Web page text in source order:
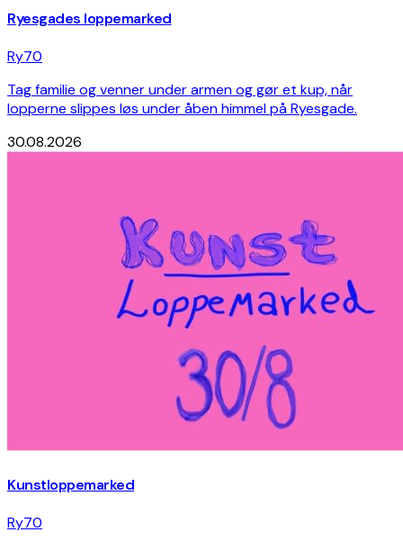
Ryesgades loppemarked
Ry70
Tag familie og venner under armen og gør et kup, når
lopperne slippes løs under åben himmel på Ryesgade.
30.08.2026
Kunstloppemarked
Ry70